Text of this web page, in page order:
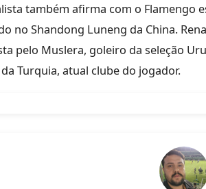
também afirma com o Flamengo
no Shandong Luneng da China.
pelo Muslera, goleiro da seleção
Turquia, atual clube do jogador.